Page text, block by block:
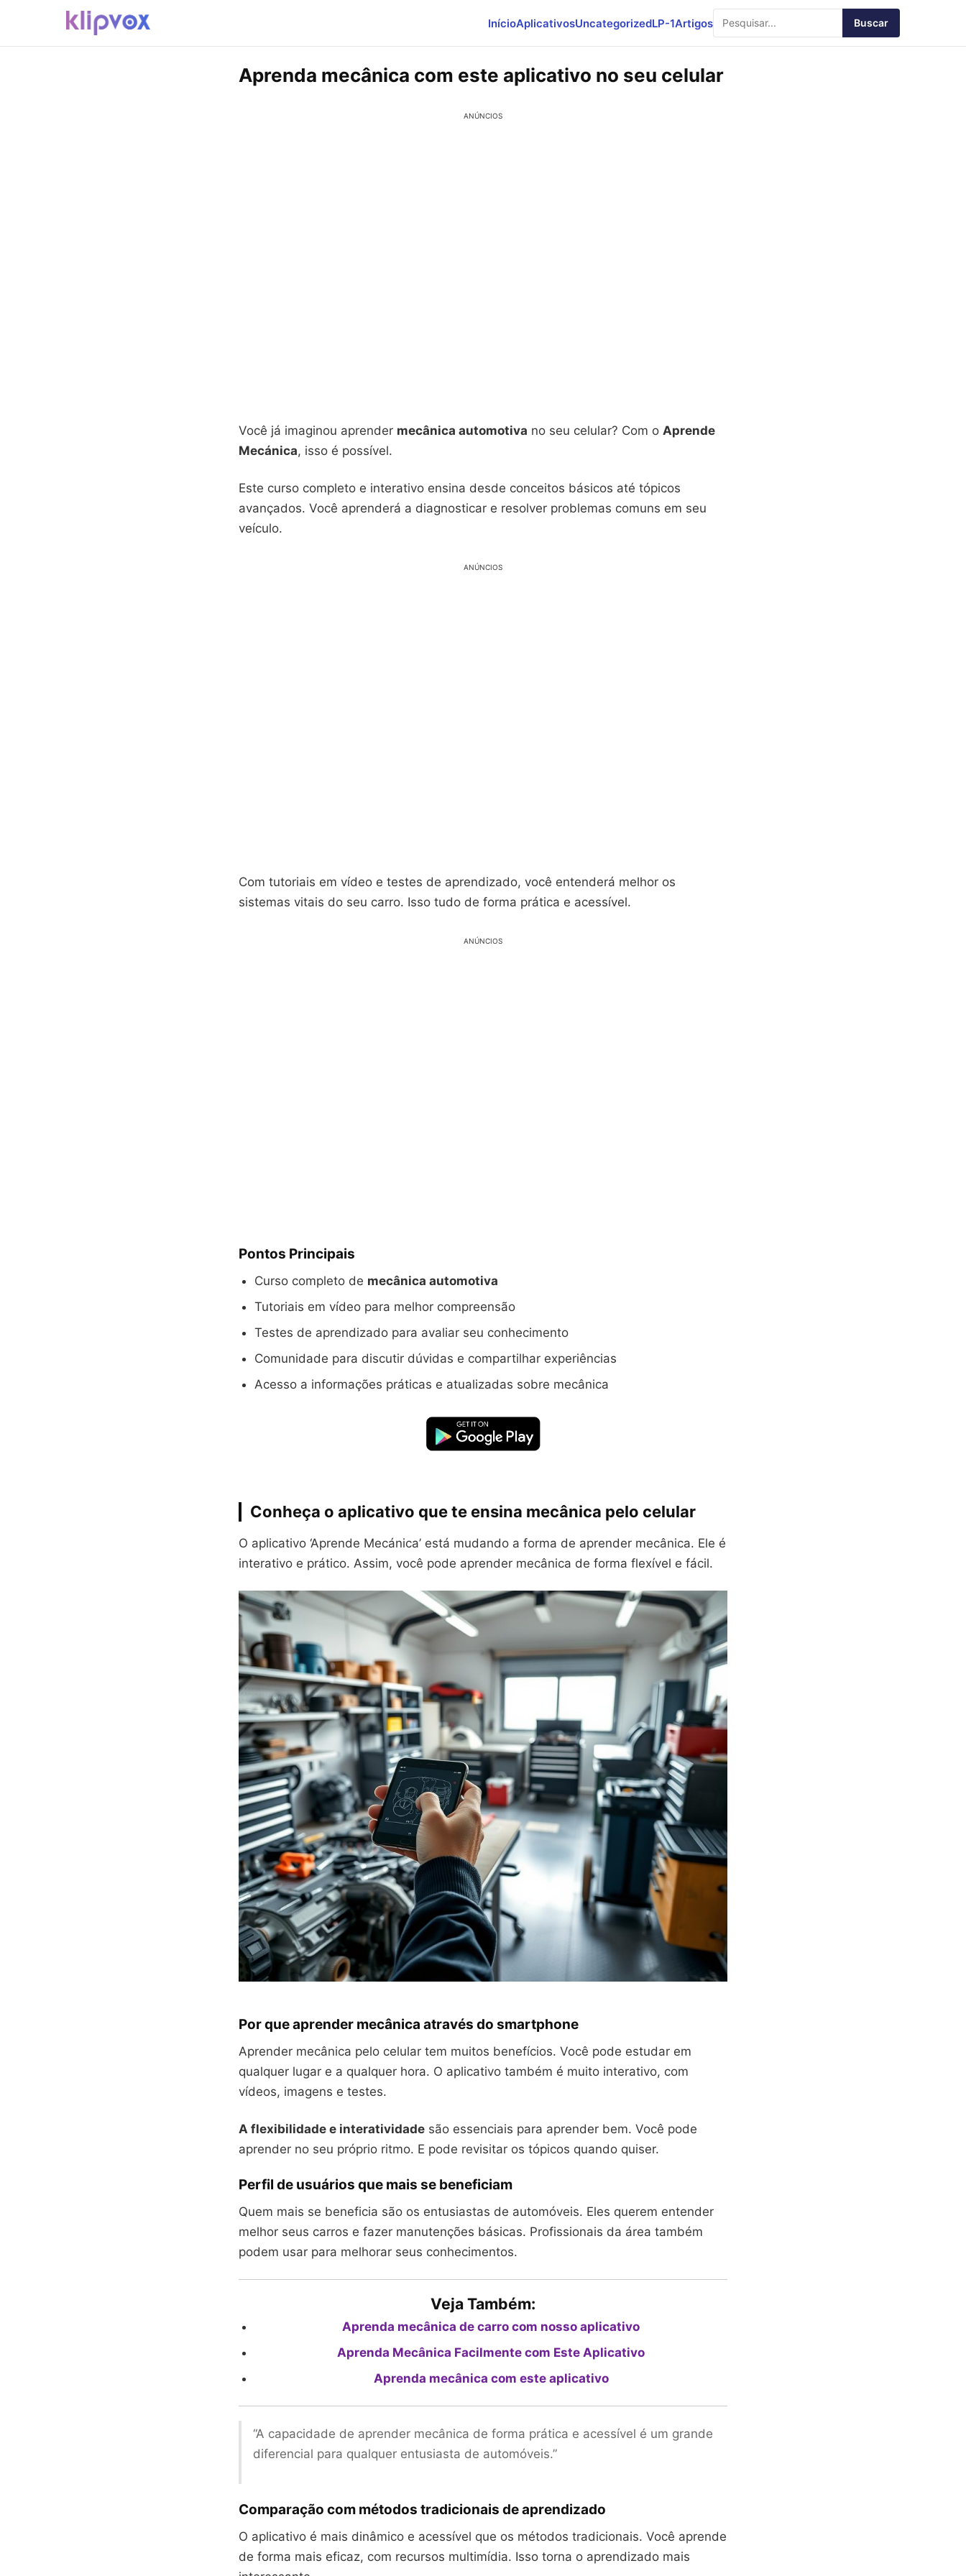
InícioAplicativosUncategorizedLP-1Artigos Buscar
Aprenda mecânica com este aplicativo no seu celular
ANÚNCIOS
Você já imaginou aprender mecânica automotiva no seu celular? Com o Aprende
Mecánica, isso é possível.
Este curso completo e interativo ensina desde conceitos básicos até tópicos
avançados. Você aprenderá a diagnosticar e resolver problemas comuns em seu
veículo.
ANÚNCIOS
Com tutoriais em vídeo e testes de aprendizado, você entenderá melhor os
sistemas vitais do seu carro. Isso tudo de forma prática e acessível.
ANÚNCIOS
Pontos Principais
Curso completo de mecânica automotiva
Tutoriais em vídeo para melhor compreensão
Testes de aprendizado para avaliar seu conhecimento
Comunidade para discutir dúvidas e compartilhar experiências
Acesso a informações práticas e atualizadas sobre mecânica
Conheça o aplicativo que te ensina mecânica pelo celular
O aplicativo ‘Aprende Mecánica’ está mudando a forma de aprender mecânica. Ele é
interativo e prático. Assim, você pode aprender mecânica de forma flexível e fácil.
Por que aprender mecânica através do smartphone
Aprender mecânica pelo celular tem muitos benefícios. Você pode estudar em
qualquer lugar e a qualquer hora. O aplicativo também é muito interativo, com
vídeos, imagens e testes.
A flexibilidade e interatividade são essenciais para aprender bem. Você pode
aprender no seu próprio ritmo. E pode revisitar os tópicos quando quiser.
Perfil de usuários que mais se beneficiam
Quem mais se beneficia são os entusiastas de automóveis. Eles querem entender
melhor seus carros e fazer manutenções básicas. Profissionais da área também
podem usar para melhorar seus conhecimentos.
Veja Também:
Aprenda mecânica de carro com nosso aplicativo
Aprenda Mecânica Facilmente com Este Aplicativo
Aprenda mecânica com este aplicativo
“A capacidade de aprender mecânica de forma prática e acessível é um grande
diferencial para qualquer entusiasta de automóveis.”
Comparação com métodos tradicionais de aprendizado
O aplicativo é mais dinâmico e acessível que os métodos tradicionais. Você aprende
de forma mais eficaz, com recursos multimídia. Isso torna o aprendizado mais